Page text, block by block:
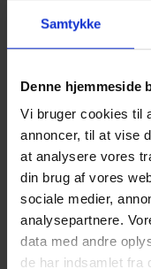
Samtykke
Denne hjemmeside
Vi bruger cookies til
annoncer, til at vise
at analysere vores
din brug af vores
sociale medier,
analysepartnere.
data med andre
de har indsamlet fra
Show larger version